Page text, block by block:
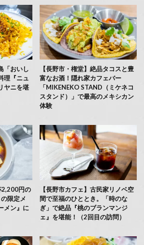
「おいし
理『ニュ
ヤニを堪
【長野市・権堂】絶品タコスと豊
富なお酒！隠れ家カフェバー
「MIKENEKO STAND（ミケネコ
スタンド）」で最高のメキシカン
体験
2,200円の
限定メ
メン』に
【長野市カフェ】古民家リノベ空
間で至福のひととき。「時のな
ぎ」で絶品『桃のブランマンジ
ェ』を堪能！（2回目の訪問）